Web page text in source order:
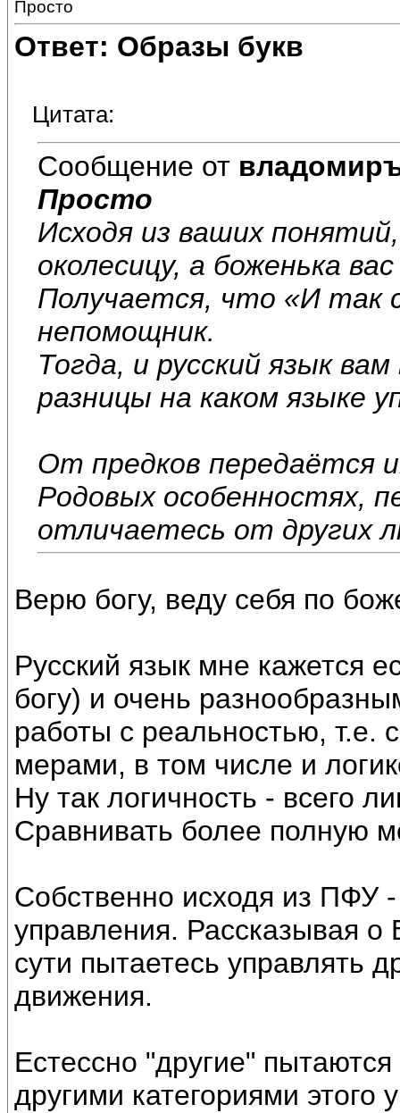
Просто
Ответ: Образы букв
Цитата:
Сообщение от
Просто
Исходя из ваших
околесицу, а боженька
Получается, что «И так
непомощник.
Тогда, и русский язык
разницы на каком языке
От предков передаётся
Родовых особенностях,
отличаетесь от других
Верю богу, веду себя по
Русский язык мне кажется
богу) и очень
работы с реальностью, т.е.
мерами, в том числе и
Ну так логичность - всего
Сравнивать более полную
Собственно исходя из ПФУ
управления. Рассказывая
сути пытаетесь управлять
движения.
Естессно "другие"
другими категориями этого